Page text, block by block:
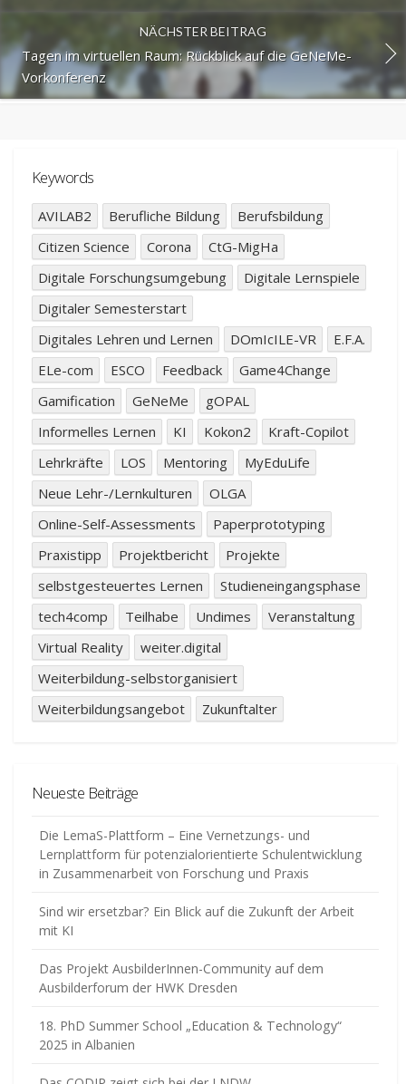
NÄCHSTER BEITRAG
Tagen im virtuellen Raum: Rückblick auf die GeNeMe-
Vorkonferenz
Keywords
AVILAB2 Berufliche Bildung
Berufsbildung
Citizen Science
Corona
CtG-MigHa
Digitale Forschungsumgebung
Digitale Lernspiele
Digitaler Semesterstart
Digitales Lehren und Lernen
DOmIcILE-VR
E.F.A.
ELe-com
ESCO Feedback
Game4Change
Gamification
GeNeMe
gOPAL
Informelles Lernen
KI Kokon2
Kraft-Copilot
Lehrkräfte
LOS Mentoring
MyEduLife
Neue Lehr-/Lernkulturen
OLGA
Online-Self-Assessments
Paperprototyping
Praxistipp
Projektbericht
Projekte
selbstgesteuertes Lernen
Studieneingangsphase
tech4comp
Teilhabe Undimes
Veranstaltung
Virtual Reality
weiter.digital
Weiterbildung-selbstorganisiert
Weiterbildungsangebot
Zukunftalter
Neueste Beiträge
Die LemaS-Plattform – Eine Vernetzungs- und
Lernplattform für potenzialorientierte Schulentwicklung
in Zusammenarbeit von Forschung und Praxis
Sind wir ersetzbar? Ein Blick auf die Zukunft der Arbeit
mit KI
Das Projekt AusbilderInnen-Community auf dem
Ausbilderforum der HWK Dresden
18. PhD Summer School „Education & Technology“
2025 in Albanien